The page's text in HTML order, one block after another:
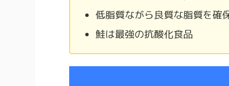
低脂質ながら良質な脂質を確
鮭は最強の抗酸化食品